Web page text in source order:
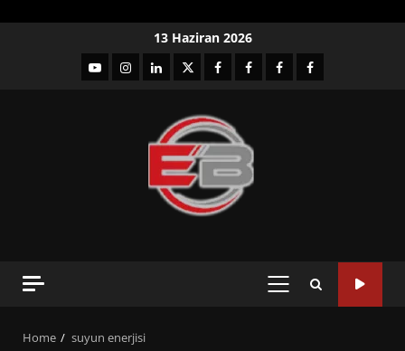
13 Haziran 2026
YouTubeInstagram
LinkedIntwitterfacebook-Facebook-
Facebook-Facebook-
PRIMARY
Home suyun enerjisi